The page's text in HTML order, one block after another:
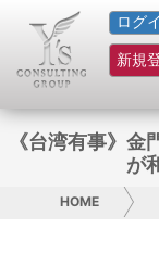
ログ
新規
HOME
サービス紹介
コラム
グループ概要
《台湾有事》
が
HOME